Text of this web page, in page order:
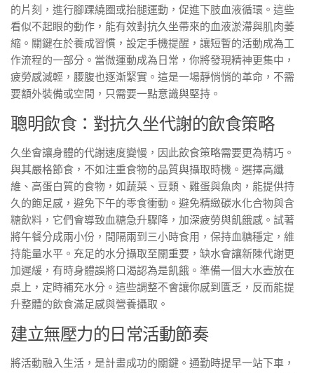
的片刻，進行腳踝繞圈或抬腿運動，促進下肢血液循環。這些
看似不起眼的動作，能有效對抗久坐帶來的血液淤滯與肌肉萎
縮。關鍵在於養成習慣，設定手機提醒，讓短暫的活動成為工
作流程的一部分。當微運動成為日常，你將發現精神更集中，
疲勞感減輕，腰腹也逐漸緊實。這是一場靜悄悄的革命，不需
要額外裝備或空間，只需要一點意識與堅持。
聰明飲食：對抗久坐代謝的飲食策略
久坐會讓身體的代謝速度變慢，因此飲食策略需要更為精巧。
與其嚴格節食，不如注重食物的品質與攝取時機。選擇高纖
維、高蛋白質的食物，如蔬菜、豆類、雞蛋與魚肉，能提供持
久的飽足感，避免下午的零食衝動。避免精緻碳水化合物與含
糖飲料，它們會導致血糖急升驟降，加深疲勞與飢餓感。試著
將午餐分成兩小份，間隔兩到三小時食用，保持血糖穩定，維
持能量水平。充足的水分攝取至關重要，缺水會讓新陳代謝更
加遲緩，有時身體誤將口渴認為是飢餓。準備一個大水壺放在
桌上，定時補充水分。這些調整不會讓你感到匱乏，反而能提
升整體的飲食滿足感與營養攝取。
建立無壓力的日常活動節奏
將活動融入生活，是計畫成功的關鍵。通勤時提早一站下車，